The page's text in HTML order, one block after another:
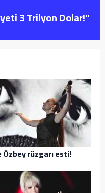
3 Trilyon Dolar!”
Özbey rüzgarı esti!